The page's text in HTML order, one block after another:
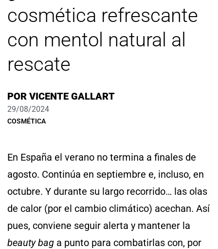
cosmética refrescante
con mentol natural al
rescate
POR VICENTE GALLART
29/08/2024
COSMÉTICA
En España el verano no termina a finales de
agosto. Continúa en septiembre e, incluso, en
octubre. Y durante su largo recorrido… las olas
de calor (por el cambio climático) acechan. Así
pues, conviene seguir alerta y mantener la
beauty bag a punto para combatirlas con, por